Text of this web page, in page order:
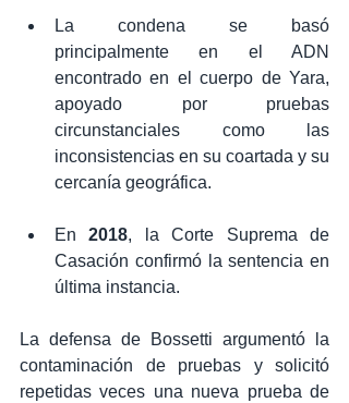
La condena se basó
principalmente en el ADN
encontrado en el cuerpo de Yara,
apoyado por pruebas
circunstanciales como las
inconsistencias en su coartada y su
cercanía geográfica.
En 2018, la Corte Suprema de
Casación confirmó la sentencia en
última instancia.
La defensa de Bossetti argumentó la
contaminación de pruebas y solicitó
repetidas veces una nueva prueba de